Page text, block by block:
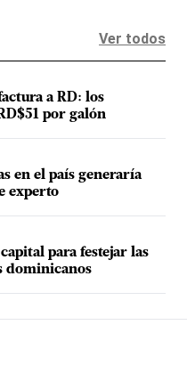
Ver todos
a RD: los
por galón
en el país generaría
experto
para festejar las
dominicanos